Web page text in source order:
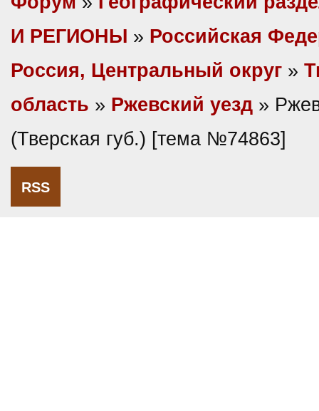
И РЕГИОНЫ » Российская
Россия, Центральный округ »
область » Ржевский уезд »
(Тверская губ.) [тема №74863]
RSS